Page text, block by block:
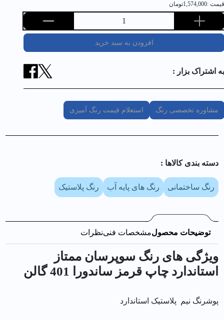
قیمت :1,574,000تومان
1
افزودن به سبد خرید
به اشتراک بزار :
مشاوره تخصصی رنگ استعلام قیمت رنگ آمیزی
دسته بندی کالا‌ها :
رنگ ساختمانی رنگ های پایه آب رنگ پلاستیک
توضیحات محصولمشخصات فنینظرات
ویژگی های رنگ سوپرسان ممتاز
استاندارد چاپ قرمز ساندورا 401 گالن
پوشرنگ نيم پلاستیک استاندارد